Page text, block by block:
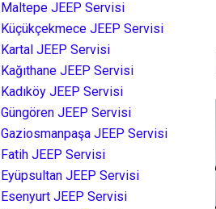
Maltepe JEEP Servisi
Küçükçekmece JEEP Servisi
Kartal JEEP Servisi
Kağıthane JEEP Servisi
Kadıköy JEEP Servisi
Güngören JEEP Servisi
Gaziosmanpaşa JEEP Servisi
Fatih JEEP Servisi
Eyüpsultan JEEP Servisi
Esenyurt JEEP Servisi